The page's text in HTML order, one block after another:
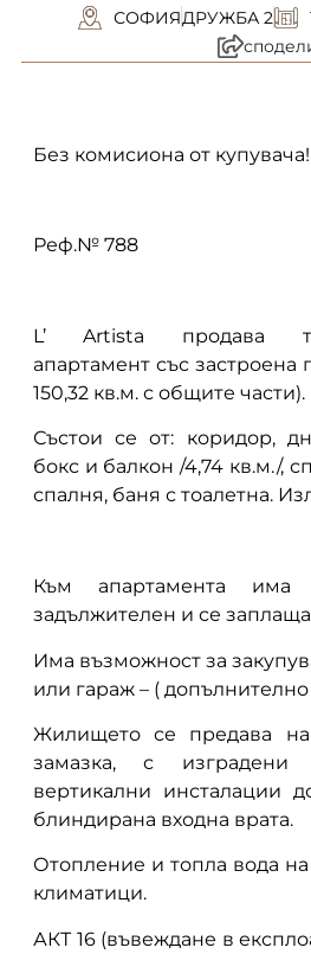
СОФИЯДРУЖБА 2
Без комисиона от купувача!
Реф.№ 788
L’ Artista продава
апартамент със застроена
150,32 кв.м. с общите части).
Състои се от: коридор,
бокс и балкон /4,74 кв.м./,
спалня, баня с тоалетна.
Към апартамента има
задължителен и се
Има възможност за
или гараж – (
Жилището се предава
замазка, с изградени
вертикални инсталации
блиндирана входна врата.
Отопление и топла вода
климатици.
АКТ 16 (въвеждане в